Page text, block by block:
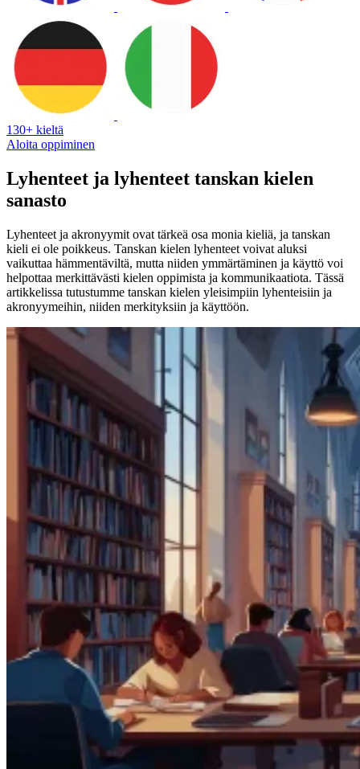
130+ kieltä
Aloita oppiminen
Lyhenteet ja lyhenteet tanskan kielen
sanasto
Lyhenteet ja akronyymit ovat tärkeä osa monia kieliä, ja tanskan
kieli ei ole poikkeus. Tanskan kielen lyhenteet voivat aluksi
vaikuttaa hämmentäviltä, mutta niiden ymmärtäminen ja käyttö voi
helpottaa merkittävästi kielen oppimista ja kommunikaatiota. Tässä
artikkelissa tutustumme tanskan kielen yleisimpiin lyhenteisiin ja
akronyymeihin, niiden merkityksiin ja käyttöön.